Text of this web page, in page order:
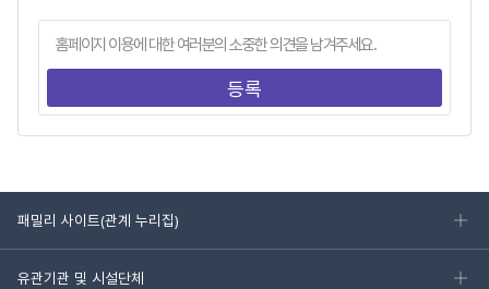
패밀리 사이트(관계 누리집)
유관기관 및 시설단체